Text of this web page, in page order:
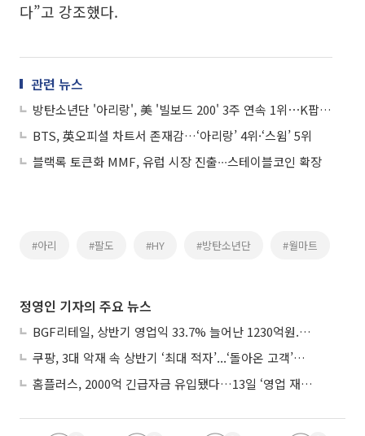
다”고 강조했다.
관련 뉴스
방탄소년단 '아리랑', 美 '빌보드 200' 3주 연속 1위⋯K팝 최초
BTS, 英오피셜 차트서 존재감…‘아리랑’ 4위·‘스윔’ 5위
블랙록 토큰화 MMF, 유럽 시장 진출∙∙∙스테이블코인 확장
#아리 #팔도 #HY #방탄소년단 #월마트
정영인 기자의 주요 뉴스
BGF리테일, 상반기 영업익 33.7% 늘어난 1230억원...2분기 영업익 22.3%↑
쿠팡, 3대 악재 속 상반기 ‘최대 적자’...‘돌아온 고객’에 수익성 반등 주목
홈플러스, 2000억 긴급자금 유입됐다…13일 ‘영업 재개’